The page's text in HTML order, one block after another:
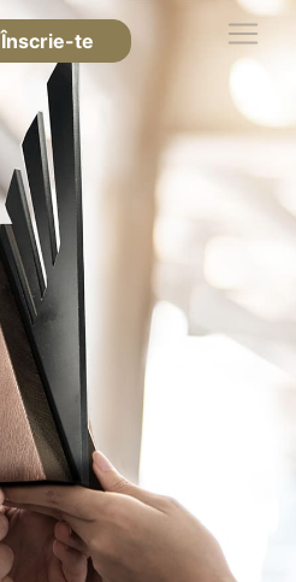
Înscrie-te